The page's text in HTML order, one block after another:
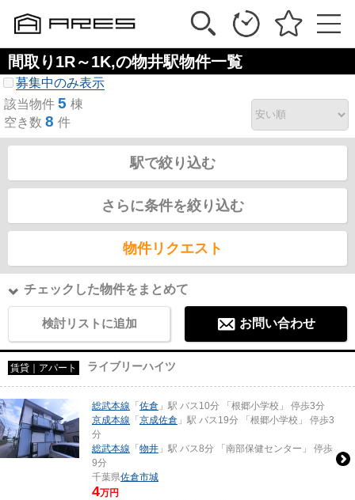
間取り1R～1K,の物井駅物件一覧
募集中のみ表示
該当物件 5 棟
空き数 8 件
駅で絞り込む
さらに条件を絞り込む
物件リクエスト
チェックした物件をまとめて
検討リストに追加 お問い合わせ
賃貸｜アパート ライブリーハイツ
総武本線 「佐倉 」駅 バス10分 「根郷小学校」 停歩3分
京成本線 「京成佐倉 」駅 バス19分 「根郷小学校」 停歩3
分
総武本線 「物井 」駅 バス8分 「南部保健センター」 停歩
9分
千葉県佐倉市城
4万円